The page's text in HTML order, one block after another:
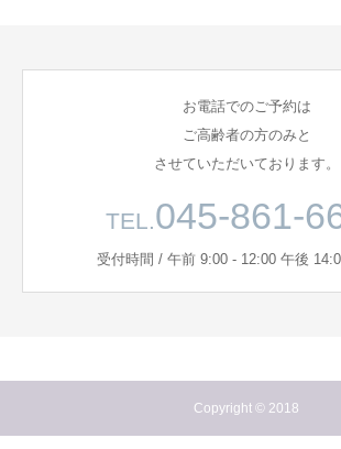
お電話でのご予約は
ご高齢者の方のみと
させていただいております。
TEL.045-861-
受付時間 / 午前 9:00 - 12:00 午後
Copyright © 2018